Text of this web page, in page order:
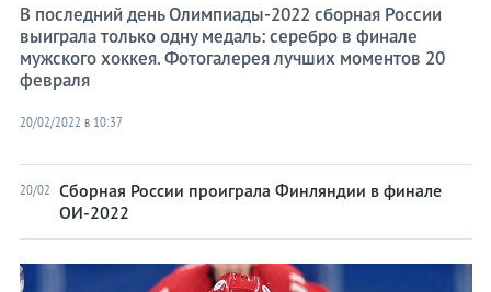
В последний день Олимпиады-2022 сборная России
выиграла только одну медаль: серебро в финале
мужского хоккея. Фотогалерея лучших моментов 20
февраля
20/02/2022 в 10:37
20/02 Сборная России проиграла Финляндии в финале
ОИ-2022